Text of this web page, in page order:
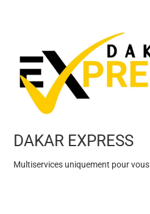
DAKAR EXPRESS
Multiservices uniquement pour vous